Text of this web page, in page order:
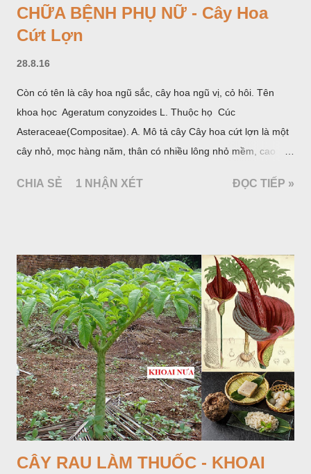
CHỮA BỆNH PHỤ NỮ - Cây Hoa
Cứt Lợn
28.8.16
Còn có tên là cây hoa ngũ sắc, cây hoa ngũ vị, cỏ hôi. Tên
khoa học Ageratum conyzoides L. Thuộc họ Cúc
Asteraceae(Compositae). A. Mô tả cây Cây hoa cứt lợn là một
cây nhỏ, mọc hàng năm, thân có nhiều lông nhỏ mềm, cao
đối hình trứng hay 3 cạnh, dài 2-6cm, rộng 1-3cm, mép có
CHIA SẺ 1 NHẬN XÉT ĐỌC TIẾP »
CÂY RAU LÀM THUỐC - KHOAI